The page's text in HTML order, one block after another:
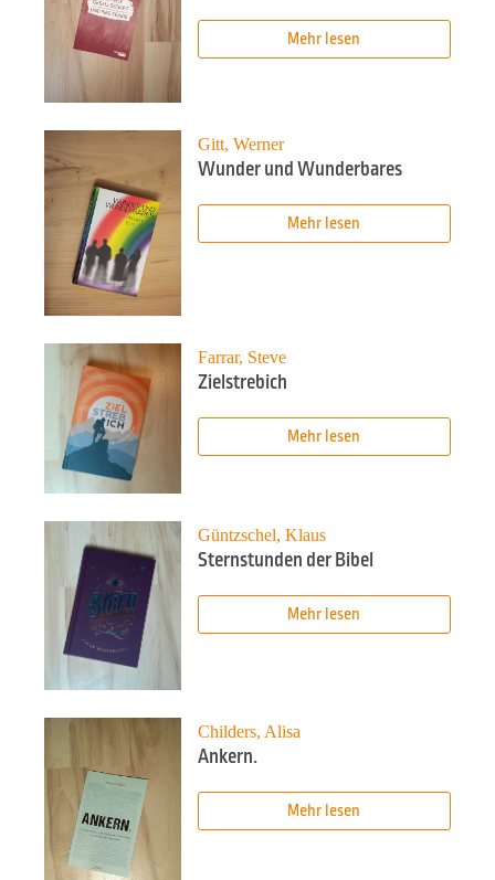
Mehr lesen
Gitt, Werner
Wunder und Wunderbares
Mehr lesen
Farrar, Steve
Zielstrebich
Mehr lesen
Güntzschel, Klaus
Sternstunden der Bibel
Mehr lesen
Childers, Alisa
Ankern.
Mehr lesen